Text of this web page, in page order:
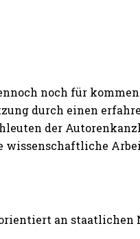
noch für
durch einen
der
wissenschaftliche
an staatlichen